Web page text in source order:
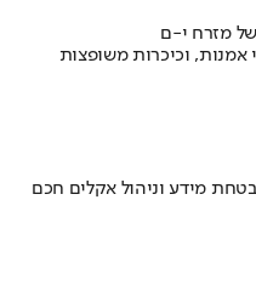
מזרח י-ם
וכיכרות משופצות
מידע וניהול אקלים חכם